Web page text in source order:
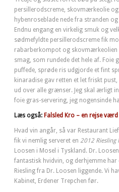
persillerodscreme, skovmærkeolie
hybenroseblade nede fra stranden
Endnu engang en virkelig smuk og
sødmefyldte persillerodscreme fik
rabarberkompot og skovmærkeolien
smag, som rundede det hele af. Foie
puffede, sprøde ris udgjorde et fint
kinaradise gav retten et let friskt
ud over alle grænser. Jeg skal ærligt
foie gras-servering, jeg nogensinde
Læs også: Falsled Kro – en rejse værd
Hvad vin angår, så var Restaurant
fik vi nemlig serveret en 2012 Riesling
Loosen i Mosel i Tyskland. Dr.
fantastisk hvidvin, og derhjemme
Riesling fra Dr. Loosen liggende. Vi
Kabinet, Erdener Trepchen før.